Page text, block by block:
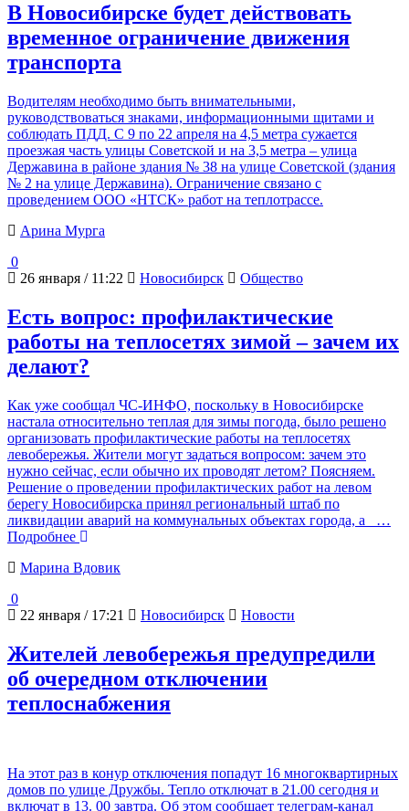
В Новосибирске будет действовать
временное ограничение движения
транспорта
Водителям необходимо быть внимательными,
руководствоваться знаками, информационными щитами и
соблюдать ПДД. С 9 по 22 апреля на 4,5 метра сужается
проезжая часть улицы Советской и на 3,5 метра – улица
Державина в районе здания № 38 на улице Советской (здания
№ 2 на улице Державина). Ограничение связано с
проведением ООО «НТСК» работ на теплотрассе.
Арина Мурга
0
26 января / 11:22
Новосибирск Общество
Есть вопрос: профилактические
работы на теплосетях зимой – зачем их
делают?
Как уже сообщал ЧС-ИНФО, поскольку в Новосибирске
настала относительно теплая для зимы погода, было решено
организовать профилактические работы на теплосетях
левобережья. Жители могут задаться вопросом: зачем это
нужно сейчас, если обычно их проводят летом? Поясняем.
Решение о проведении профилактических работ на левом
берегу Новосибирска принял региональный штаб по
ликвидации аварий на коммунальных объектах города, а
…
Подробнее
Марина Вдовик
0
22 января / 17:21
Новосибирск Новости
Жителей левобережья предупредили
об очередном отключении
теплоснабжения
На этот раз в конур отключения попадут 16 многоквартирных
домов по улице Дружбы. Тепло отключат в 21.00 сегодня и
включат в 13. 00 завтра. Об этом сообщает телеграм-канал